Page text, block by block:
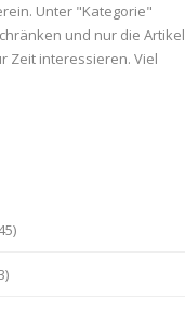
Unter "Kategorie"
und nur die Artikel
Zeit interessieren. Viel